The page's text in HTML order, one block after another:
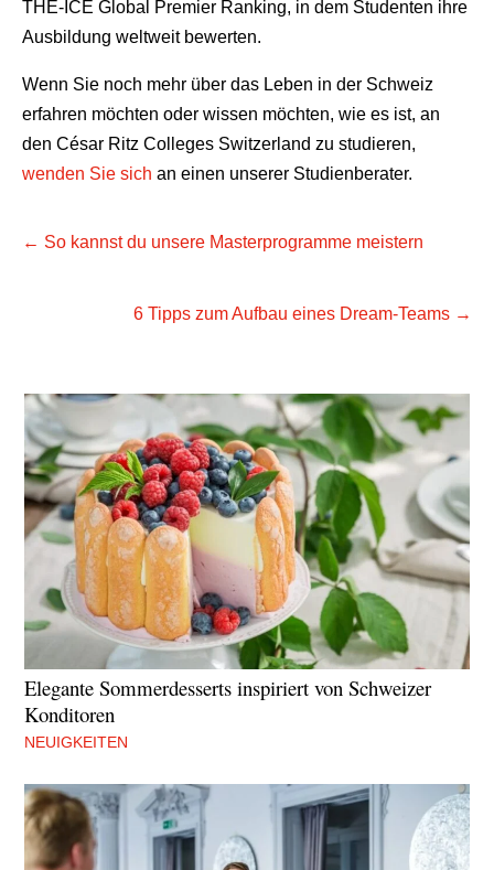
THE-ICE Global Premier Ranking, in dem Studenten ihre
Ausbildung weltweit bewerten.
Wenn Sie noch mehr über das Leben in der Schweiz
erfahren möchten oder wissen möchten, wie es ist, an
den César Ritz Colleges Switzerland zu studieren,
wenden Sie sich an einen unserer Studienberater.
← So kannst du unsere Masterprogramme meistern
6 Tipps zum Aufbau eines Dream-Teams →
Elegante Sommerdesserts inspiriert von Schweizer
Konditoren
NEUIGKEITEN